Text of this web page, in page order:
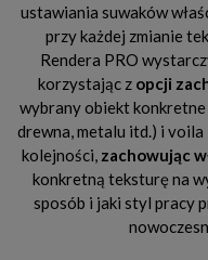
ustawiania suwaków
przy każdej zmianie
Rendera PRO
korzystając z opcji
wybrany obiekt konkretne
drewna, metalu itd.) i
kolejności, zachowując
konkretną teksturę na
sposób i jaki styl pracy